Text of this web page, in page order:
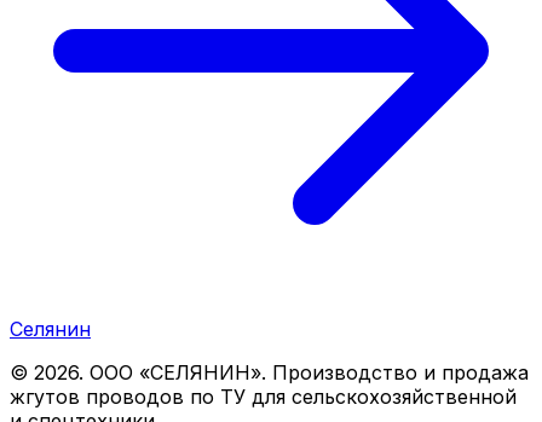
Селянин
© 2026. ООО «СЕЛЯНИН». Производство и продажа
жгутов проводов по ТУ для сельскохозяйственной